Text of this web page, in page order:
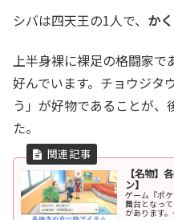
シバは四天王の1人で、 か
上半身裸に裸足の格闘家で
好んでいます。チョウジタ
う」が好物であることが
た。
【名物】
ン】
ゲーム『ポ
舞台となっ
があります